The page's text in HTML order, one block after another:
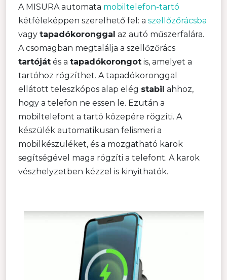
A MISURA automata mobiltelefon-tartó
kétféleképpen szerelhető fel: a szellőzőrácsba
vagy tapadókoronggal az autó műszerfalára.
A csomagban megtalálja a szellőzőrács
tartóját és a tapadókorongot is, amelyet a
tartóhoz rögzíthet. A tapadókoronggal
ellátott teleszkópos alap elég stabil ahhoz,
hogy a telefon ne essen le. Ezután a
mobiltelefont a tartó közepére rögzíti. A
készülék automatikusan felismeri a
mobilkészüléket, és a mozgatható karok
segítségével maga rögzíti a telefont. A karok
vészhelyzetben kézzel is kinyithatók.